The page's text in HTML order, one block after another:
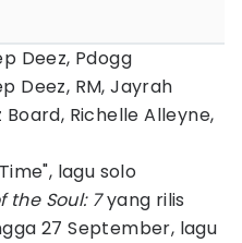
Pdogg
RM, Jayrah
Richelle Alleyne,
lagu solo
the Soul: 7yang rilis
27 September, lagu